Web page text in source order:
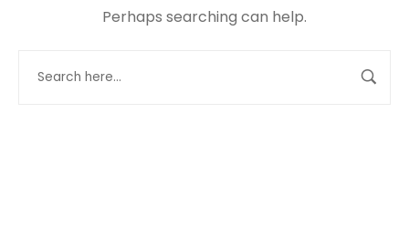
Perhaps searching can help.